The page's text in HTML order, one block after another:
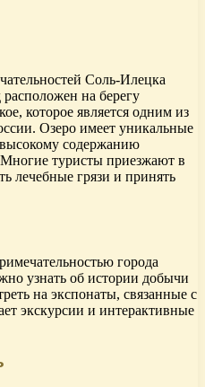
Соль-Илецка
на берегу
которое является одним из
Озеро имеет уникальные
высокому содержанию
туристы приезжают в
лечебные грязи и принять
города
узнать об истории добычи
на экспонаты, связанные с
экскурсии и интерактивные